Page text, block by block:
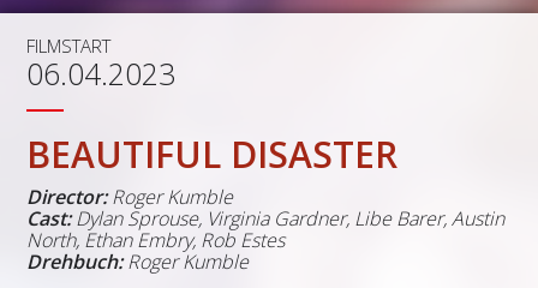
FILMSTART
06.04.2023
BEAUTIFUL DISASTER
Director: Roger Kumble
Cast: Dylan Sprouse, Virginia Gardner, Libe Barer, Austin
North, Ethan Embry, Rob Estes
Drehbuch: Roger Kumble